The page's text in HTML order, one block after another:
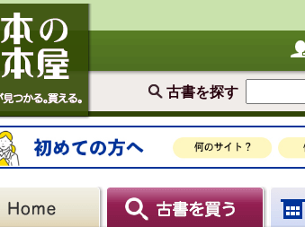
古書を探す